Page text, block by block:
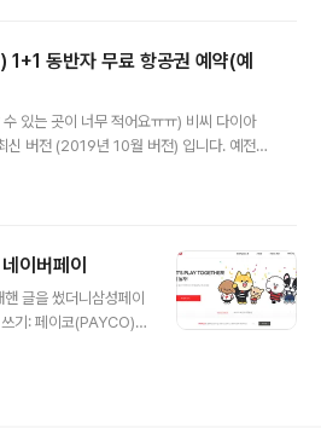
2021.11.05일까
청합니다 https://pay
담다, 페이북 - 이벤트
! paybooc.co.kr ..
동반자 무료 항공권 예약(예
있는 곳이 너무 적어요ㅠㅠ) 비씨 다이아
신 버전 (2019년 10월 버전) 입니다. 예전
카드 홈페이지로 가셔서 > 카드서비스
한 특별한 여행지원서비스 (국제선•국내
무료숙박, 해외호텔 무료숙박, 제주지역 렌
vip.bccar..
이버페이
글을 썼더니삼성페이
기: 페이코(PAYCO)
계셔서 답을 드리고